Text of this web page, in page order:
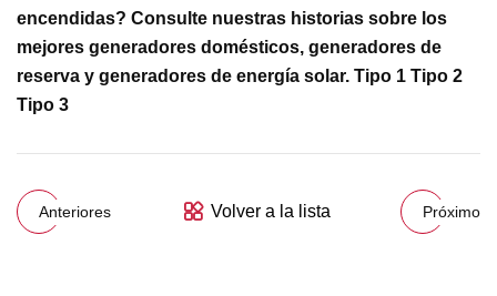
encendidas? Consulte nuestras historias sobre los
mejores generadores domésticos, generadores de
reserva y generadores de energía solar. Tipo 1 Tipo 2
Tipo 3
Anteriores Volver a la lista Próximo